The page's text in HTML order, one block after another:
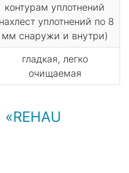
контурам уплотнений
уплотнений по 8
мм снаружи и внутри)
гладкая, легко
очищаемая